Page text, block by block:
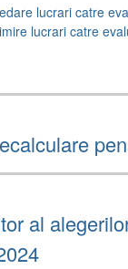
lucrari catre
lucrari catre
al